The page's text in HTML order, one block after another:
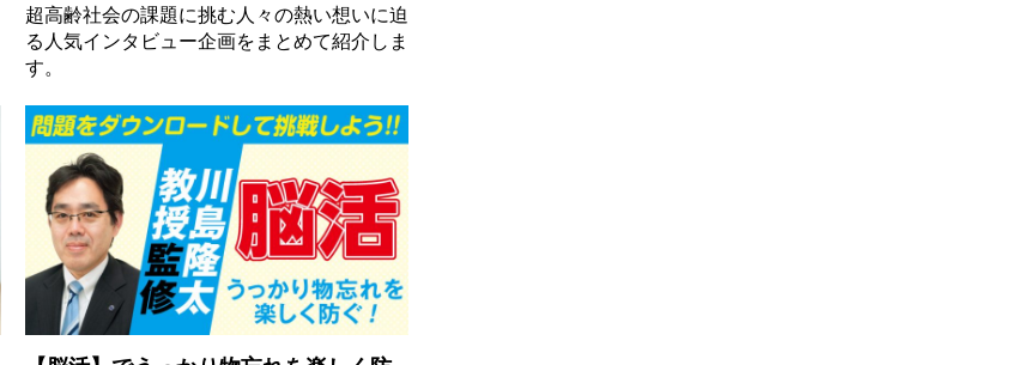
超高齢社会の課題に挑む人々の熱い想いに迫
る人気インタビュー企画をまとめて紹介しま
す。